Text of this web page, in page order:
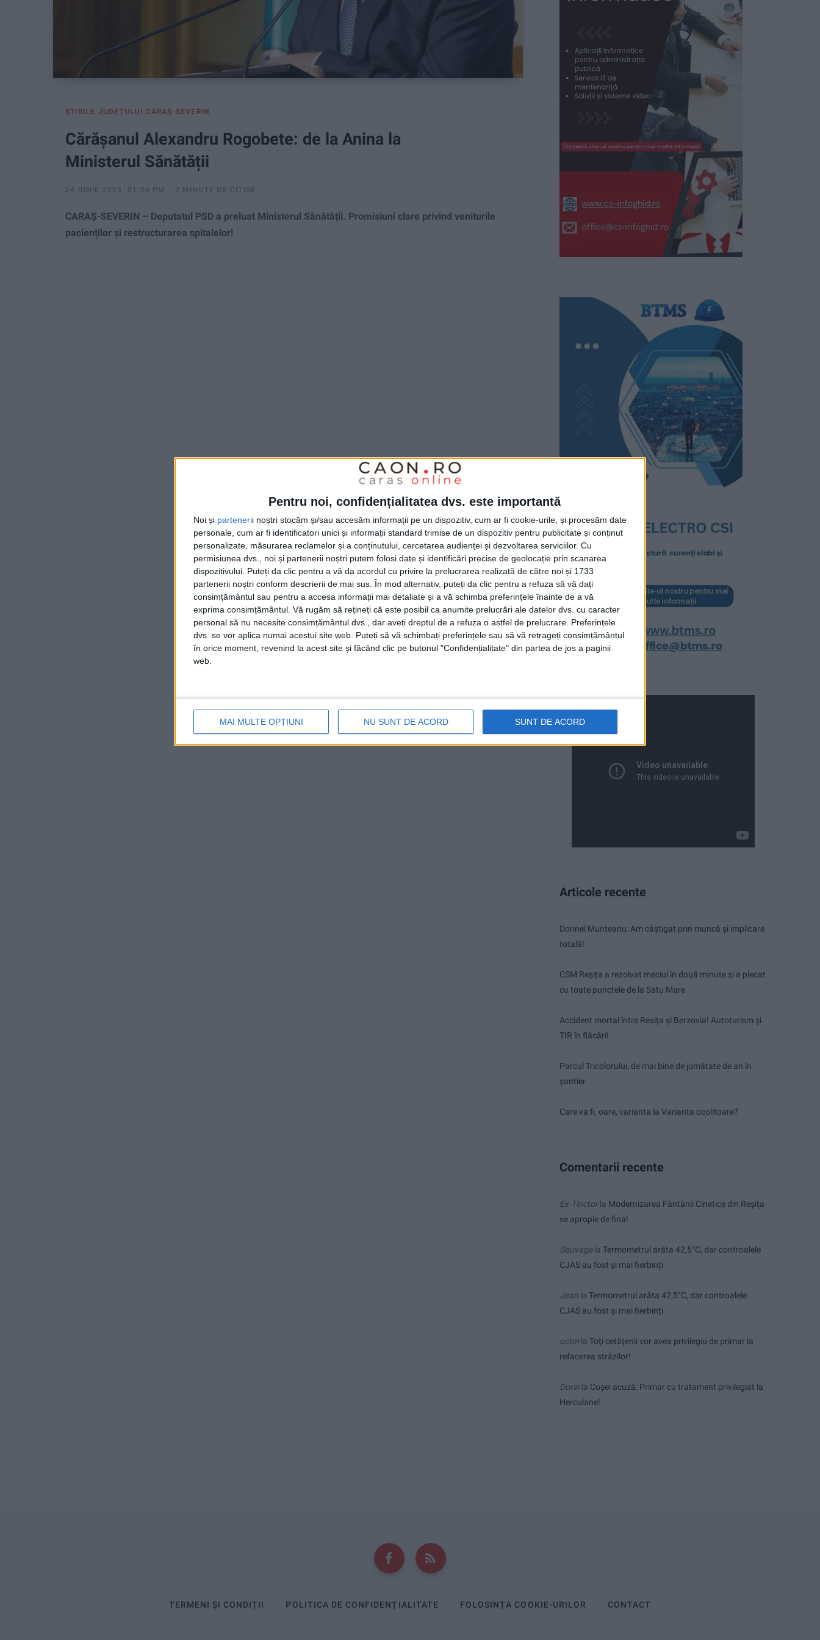
Pentru noi, confidențialitatea dvs. este importantă
Noi și partenerii noștri stocăm și/sau accesăm informații pe un dispozitiv, cum ar fi cookie-urile, și procesăm date
personale, cum ar fi identificatori unici și informații standard trimise de un dispozitiv pentru publicitate și conținut
personalizate, măsurarea reclamelor și a conținutului, cercetarea audienței și dezvoltarea serviciilor. Cu
permisiunea dvs., noi și partenerii noștri putem folosi date și identificări precise de geolocație prin scanarea
dispozitivului. Puteți da clic pentru a vă da acordul cu privire la prelucrarea realizată de către noi și 1733
partenerii noștri conform descrierii de mai sus. În mod alternativ, puteți da clic pentru a refuza să vă dați
consimțământul sau pentru a accesa informații mai detaliate și a vă schimba preferințele înainte de a vă
exprima consimțământul. Vă rugăm să rețineți că este posibil ca anumite prelucrări ale datelor dvs. cu caracter
personal să nu necesite consimțământul dvs., dar aveți dreptul de a refuza o astfel de prelucrare. Preferințele
dvs. se vor aplica numai acestui site web. Puteți să vă schimbați preferințele sau să vă retrageți consimțământul
în orice moment, revenind la acest site și făcând clic pe butonul "Confidențialitate" din partea de jos a paginii
web.
MAI MULTE OPȚIUNI NU SUNT DE ACORD SUNT DE ACORD
ŞTIRILE JUDEŢULUI CARAŞ-SEVERIN
Cărășanul Alexandru Rogobete: de la Anina la
Ministerul Sănătății
24 IUNIE 2025, 01:04 PM 2 MINUTE DE CITIRE
CARAȘ-SEVERIN – Deputatul PSD a preluat Ministerul Sănătății. Promisiuni clare privind veniturile
pacienților și restructurarea spitalelor!
Articole recente
Dorinel Munteanu: Am câștigat prin muncă și implicare
totală!
CSM Reșița a rezolvat meciul în două minute și a plecat
cu toate punctele de la Satu Mare
Accident mortal între Reșița și Berzovia! Autoturism și
TIR în flăcări!
Parcul Tricolorului, de mai bine de jumătate de an în
șantier
Care va fi, oare, varianta la Varianta ocolitoare?
Comentarii recente
Ex-Tinctorla Modernizarea Fântânii Cinetice din Reșița
se apropie de final
Sauvagela Termometrul arăta 42,5°C, dar controalele
CJAS au fost și mai fierbinți
Jean la Termometrul arăta 42,5°C, dar controalele
CJAS au fost și mai fierbinți
uctmla Toți cetățenii vor avea privilegiu de primar la
refacerea străzilor!
Dorin la Coșei acuză: Primar cu tratament privilegiat la
Herculane!
TERMENI ȘI CONDIȚII POLITICA DE CONFIDENȚIALITATE FOLOSINȚA COOKIE-URILOR CONTACT